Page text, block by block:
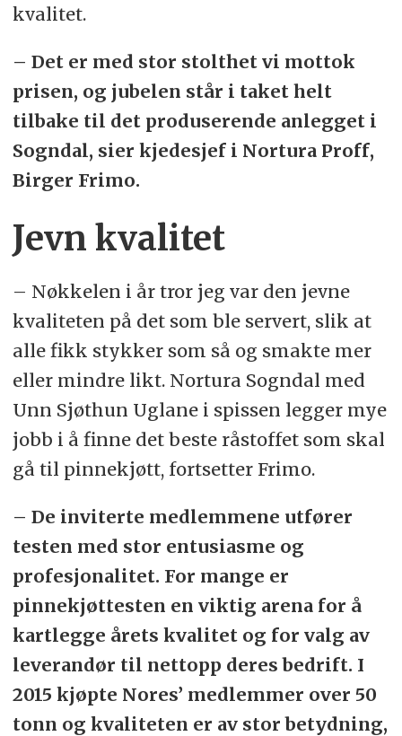
kvalitet.
– Det er med stor stolthet vi mottok
prisen, og jubelen står i taket helt
tilbake til det produserende anlegget i
Sogndal, sier kjedesjef i Nortura Proff,
Birger Frimo.
Jevn kvalitet
– Nøkkelen i år tror jeg var den jevne
kvaliteten på det som ble servert, slik at
alle fikk stykker som så og smakte mer
eller mindre likt. Nortura Sogndal med
Unn Sjøthun Uglane i spissen legger mye
jobb i å finne det beste råstoffet som skal
gå til pinnekjøtt, fortsetter Frimo.
– De inviterte medlemmene utfører
testen med stor entusiasme og
profesjonalitet. For mange er
pinnekjøttesten en viktig arena for å
kartlegge årets kvalitet og for valg av
leverandør til nettopp deres bedrift. I
2015 kjøpte Nores’ medlemmer over 50
tonn og kvaliteten er av stor betydning,